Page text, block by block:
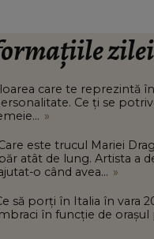
care te reprezintă
Ce ți se
»
este trucul Mariei
păr atât de lung. Artista a
o când avea... »
să porți în Italia în vara
în funcție de orașul